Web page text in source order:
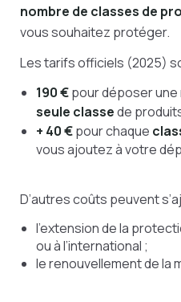
nombre de classes de
vous souhaitez protéger.
Les tarifs officiels (2025)
190 €pour déposer
seule classede
+ 40 €pour chaque
vous ajoutez à votre
D’autres coûts peuvent
l’extension de la
ou à l’international ;
le renouvellement de la